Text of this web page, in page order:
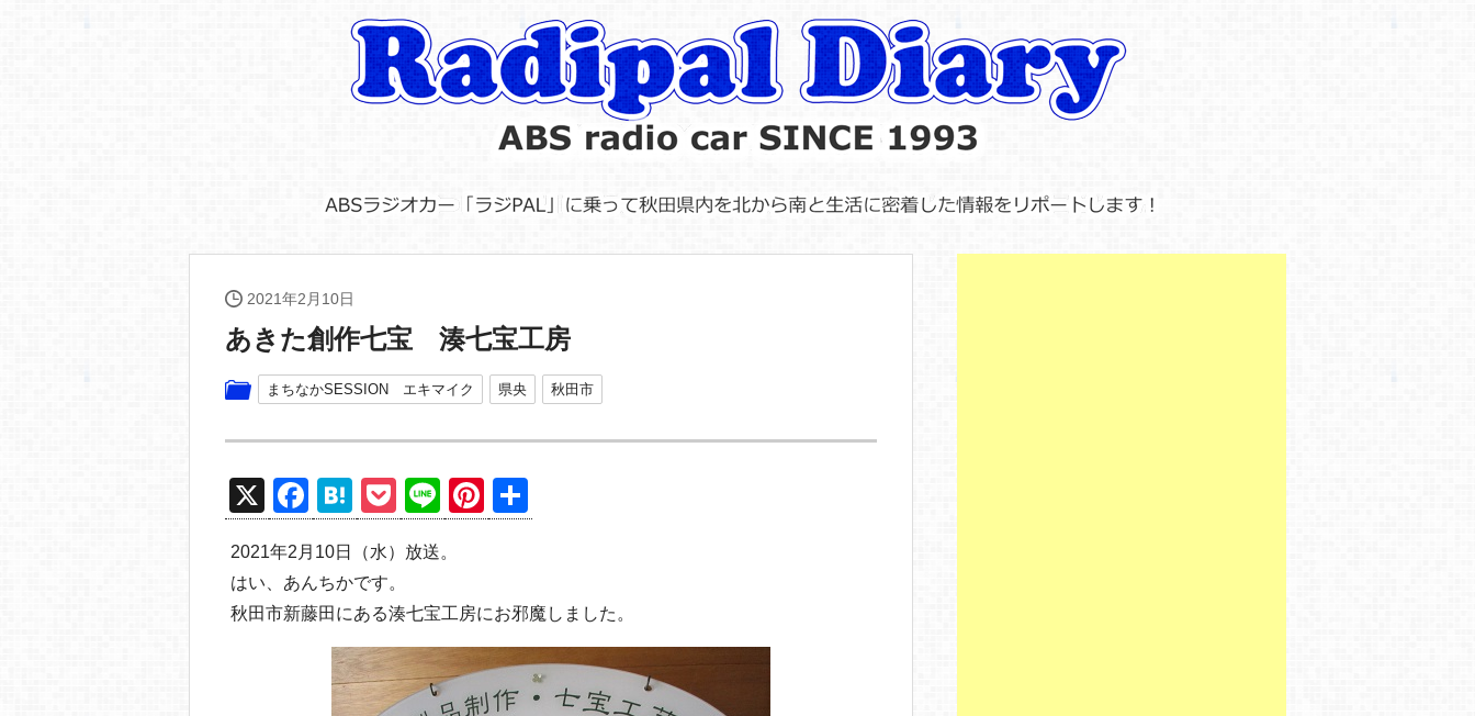
2021年2月10日
あきた創作七宝 湊七宝工房
まちなかSESSION エキマイク 県央 秋田市
X
F
a
c
e
H
at
e
n
a
P
o
ck
et
Li
n
e
Pi
nt
e
st
有
2021年2月10日（水）放送。
はい、あんちかです。
秋田市新藤田にある湊七宝工房にお邪魔しました。